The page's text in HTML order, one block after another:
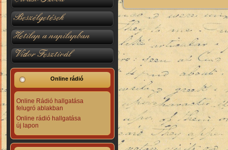
Beszélgetések
Hetilap a napilapban
Vidor Fesztivál
Online rádió
Online Rádió hallgatása
felugró ablakban
Online rádió hallgatása
új lapon